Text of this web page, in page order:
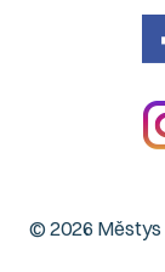
© 2026 Městys